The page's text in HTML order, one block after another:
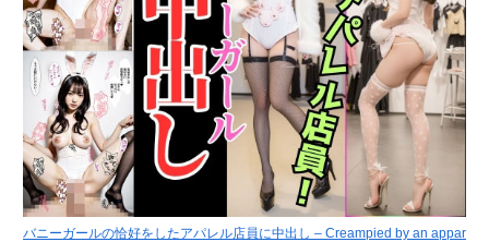
バニーガールの恰好をしたアパレル店員に中出し – Creampied by an appar